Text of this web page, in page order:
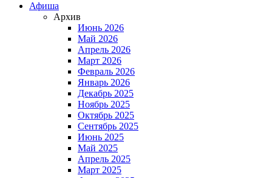
Афиша
Архив
Июнь 2026
Май 2026
Апрель 2026
Март 2026
Февраль 2026
Январь 2026
Декабрь 2025
Ноябрь 2025
Октябрь 2025
Сентябрь 2025
Июнь 2025
Май 2025
Апрель 2025
Март 2025